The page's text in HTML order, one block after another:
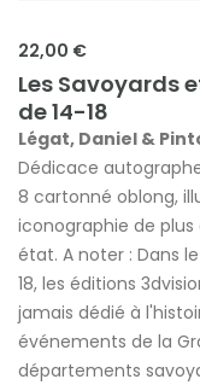
22,00 €
Les Savoyards
de 14-18
Légat, Daniel &
Dédicace
8 cartonné oblong,
iconographie de
état. A noter : Dans
18, les éditions
jamais dédié à
événements de la
départements